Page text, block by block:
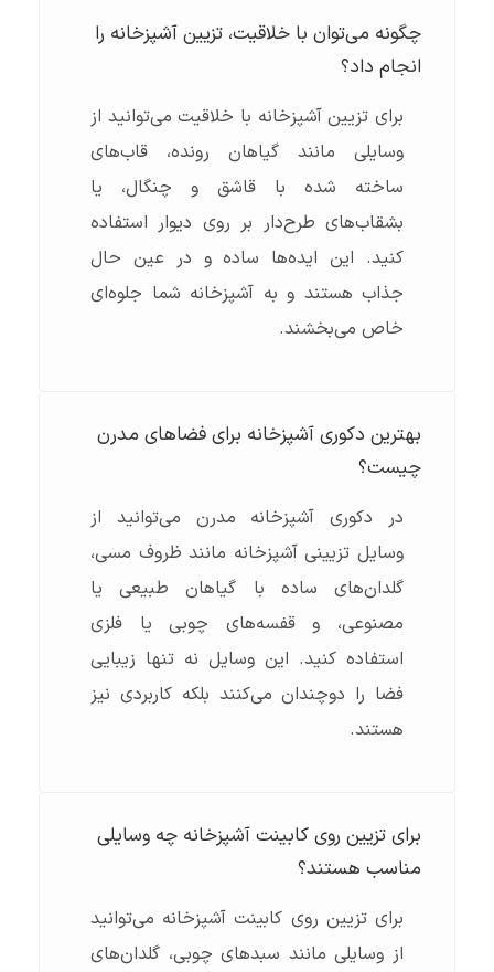
چگونه می‌توان با خلاقیت، تزیین آشپزخانه را
انجام داد؟
برای تزیین آشپزخانه با خلاقیت می‌توانید از
وسایلی مانند گیاهان رونده، قاب‌های
ساخته شده با قاشق و چنگال، یا
بشقاب‌های طرح‌دار بر روی دیوار استفاده
کنید. این ایده‌ها ساده و در عین حال
جذاب هستند و به آشپزخانه شما جلوه‌ای
خاص می‌بخشند.
بهترین دکوری آشپزخانه برای فضاهای مدرن
چیست؟
در دکوری آشپزخانه مدرن می‌توانید از
وسایل تزیینی آشپزخانه مانند ظروف مسی،
گلدان‌های ساده با گیاهان طبیعی یا
مصنوعی، و قفسه‌های چوبی یا فلزی
استفاده کنید. این وسایل نه تنها زیبایی
فضا را دوچندان می‌کنند بلکه کاربردی نیز
هستند.
برای تزیین روی کابینت آشپزخانه چه وسایلی
مناسب هستند؟
برای تزیین روی کابینت آشپزخانه می‌توانید
از وسایلی مانند سبدهای چوبی، گلدان‌های